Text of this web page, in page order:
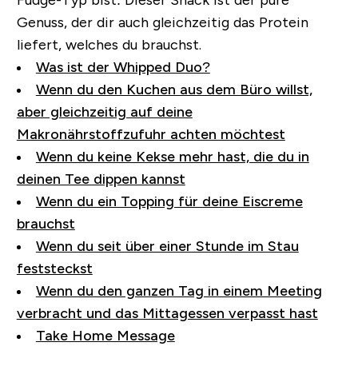
Genuss, der dir auch gleichzeitig das Protein
liefert, welches du brauchst.
Was ist der Whipped Duo?
Wenn du den Kuchen aus dem Büro willst,
aber gleichzeitig auf deine
Makronährstoffzufuhr achten möchtest
Wenn du keine Kekse mehr hast, die du in
deinen Tee dippen kannst
Wenn du ein Topping für deine Eiscreme
brauchst
Wenn du seit über einer Stunde im Stau
feststeckst
Wenn du den ganzen Tag in einem Meeting
verbracht und das Mittagessen verpasst hast
Take Home Message